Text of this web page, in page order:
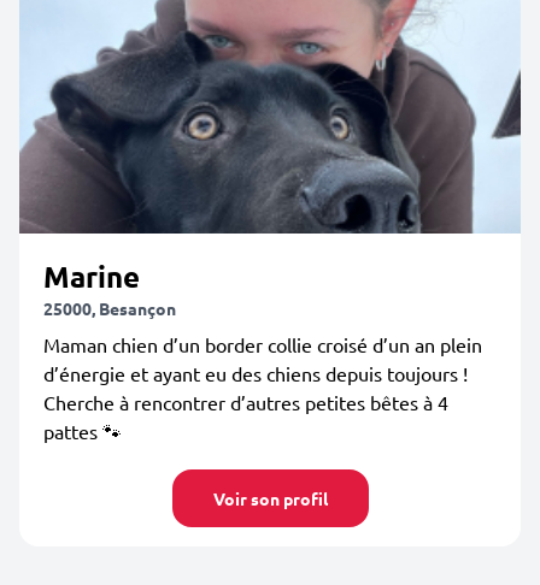
Marine
25000, Besançon
Maman chien d’un border collie croisé d’un an plein
d’énergie et ayant eu des chiens depuis toujours !
Cherche à rencontrer d’autres petites bêtes à 4
pattes 🐾
Voir son profil